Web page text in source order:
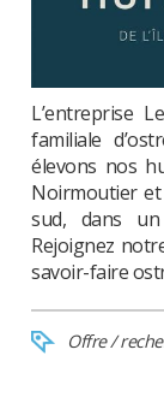
L’entreprise
familiale
élevons nos
Noirmoutier
sud, dans
Rejoignez
savoir-faire
Offre /